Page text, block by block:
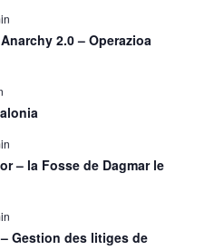
2.0 – Operazioa
– la Fosse de Dagmar le
Gestion des litiges de